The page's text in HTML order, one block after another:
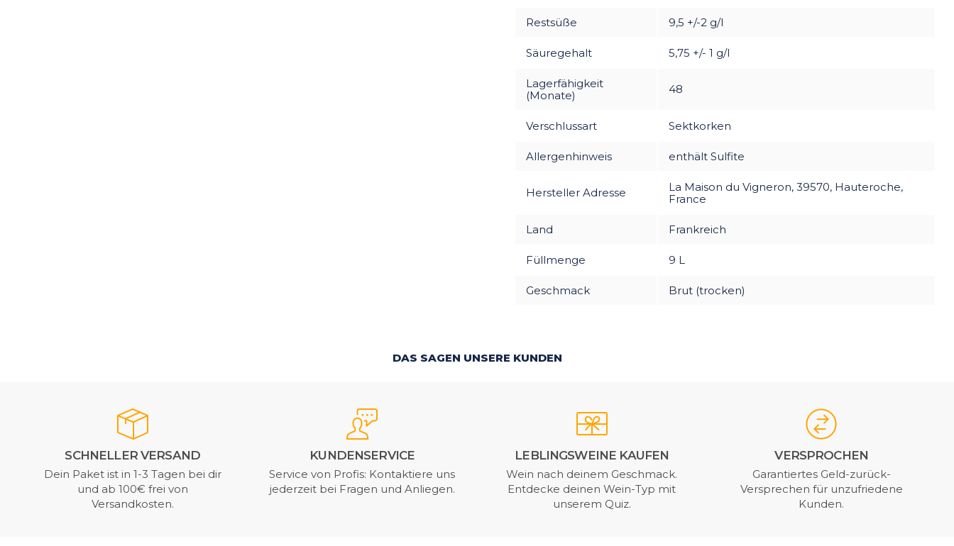
Restsüße 9,5 +/-2 g/l
Säuregehalt 5,75 +/- 1 g/l
Lagerfähigkeit
(Monate)
48
Verschlussart Sektkorken
Allergenhinweis enthält Sulfite
Hersteller Adresse
La Maison du Vigneron, 39570, Hauteroche,
France
Land Frankreich
Füllmenge 9 L
Geschmack Brut (trocken)
DAS SAGEN UNSERE KUNDEN
SCHNELLER VERSAND
Dein Paket ist in 1-3 Tagen bei dir
und ab 100€ frei von
Versandkosten.
KUNDENSERVICE
Service von Profis: Kontaktiere uns
jederzeit bei Fragen und Anliegen.
LEBLINGSWEINE KAUFEN
Wein nach deinem Geschmack.
Entdecke deinen Wein-Typ mit
unserem Quiz.
VERSPROCHEN
Garantiertes Geld-zurück-
Versprechen für unzufriedene
Kunden.